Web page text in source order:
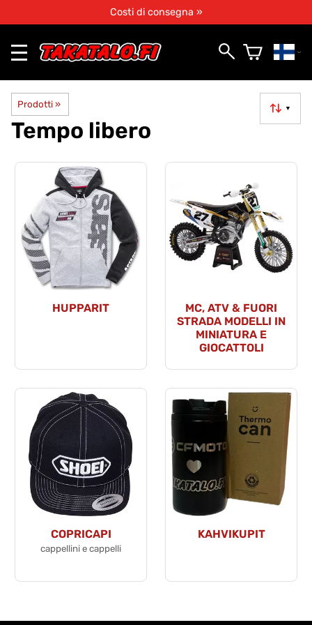
Costi di consegna »
Prodotti ‪» ▼
Tempo libero
HUPPARIT
MC, ATV & FUORI
STRADA MODELLI IN
MINIATURA E
GIOCATTOLI
COPRICAPI
cappellini e cappelli
KAHVIKUPIT